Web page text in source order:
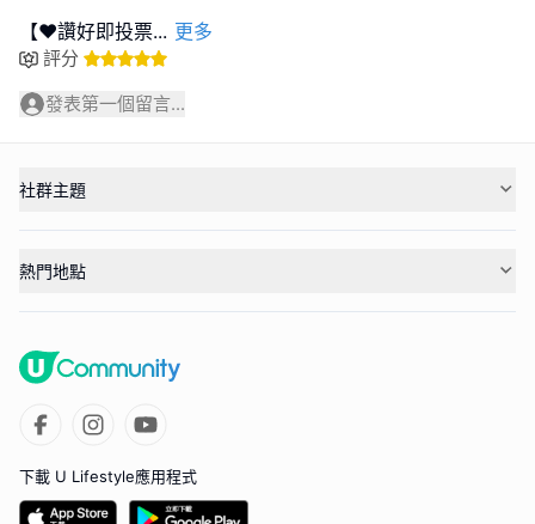
【❤️讚好即投票... 更多
評分
發表第一個留言...
社群主題
熱門地點
下載 U Lifestyle應用程式